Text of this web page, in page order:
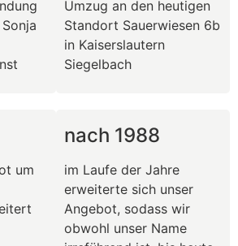
Umzug an den heutigen
Standort Sauerwiesen 6b
in Kaiserslautern
Siegelbach
um
nach 1988
im Laufe der Jahre
erweiterte sich unser
Angebot, sodass wir
obwohl unser Name